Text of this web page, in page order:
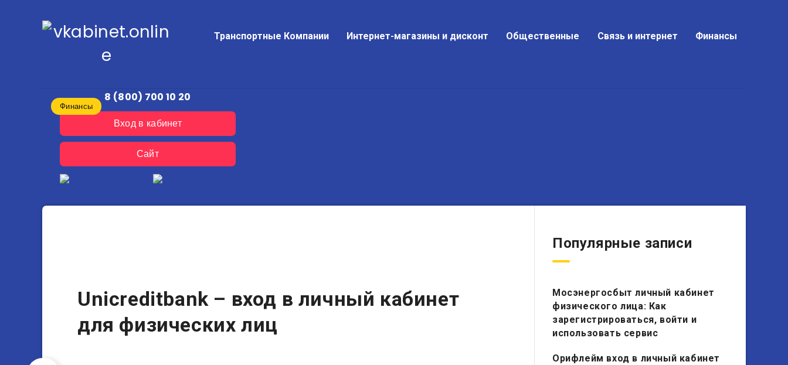
Транспортные Компании Интернет-магазины и дисконт Общественные Связь и интернет Финансы
Финансы
8 (800) 700 10 20
Вход в кабинет
Сайт
Unicreditbank – вход в личный кабинет
для физических лиц
Популярные записи
Мосэнергосбыт личный кабинет
физического лица: Как
зарегистрироваться, войти и
использовать сервис
Орифлейм вход в личный кабинет